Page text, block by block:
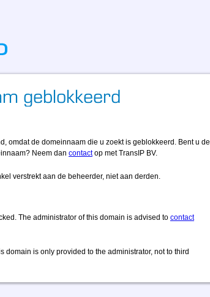
omdat de domeinnaam die u zoekt is geblokkeerd. Bent u de
Neem dan contactop met TransIP BV.
verstrekt aan de beheerder, niet aan derden.
The administrator of this domain is advised to contact
domain is only provided to the administrator, not to third